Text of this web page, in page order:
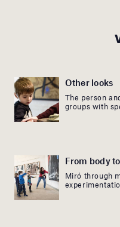
Other looks
The person
groups with
From body
Miró through